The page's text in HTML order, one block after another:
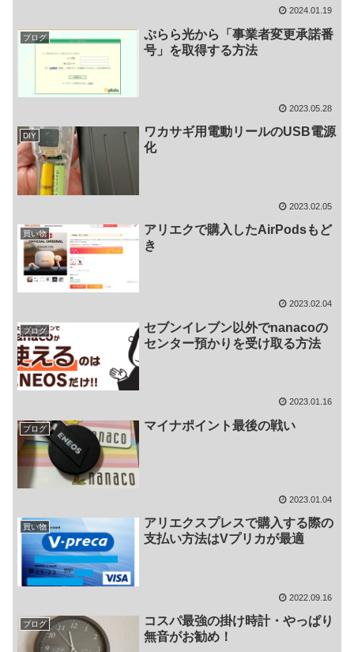
2024.01.19
ブログ
ぷらら光から「事業者変更承諾番
号」を取得する方法
2023.05.28
DIY
ワカサギ用電動リールのUSB電源
化
2023.02.05
買い物
アリエクで購入したAirPodsもど
き
2023.02.04
ブログ
セブンイレブン以外でnanacoの
センター預かりを受け取る方法
2023.01.16
ブログ マイナポイント最後の戦い
2023.01.04
買い物
アリエクスプレスで購入する際の
支払い方法はVプリカが最適
2022.09.16
ブログ
コスパ最強の掛け時計・やっぱり
無音がお勧め！